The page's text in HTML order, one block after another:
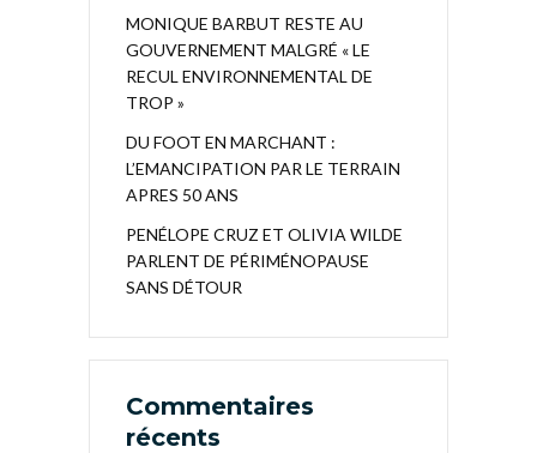
MONIQUE BARBUT RESTE AU
GOUVERNEMENT MALGRÉ « LE
RECUL ENVIRONNEMENTAL DE
TROP »
DU FOOT EN MARCHANT :
L’EMANCIPATION PAR LE TERRAIN
APRES 50 ANS
PENÉLOPE CRUZ ET OLIVIA WILDE
PARLENT DE PÉRIMÉNOPAUSE
SANS DÉTOUR
Commentaires
récents